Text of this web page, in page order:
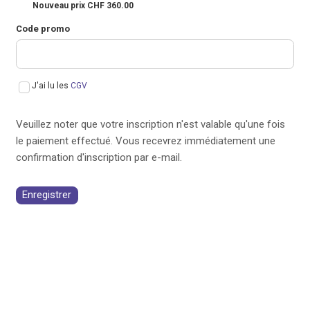
Nouveau prix CHF 360.00
Code promo
J'ai lu les CGV
Veuillez noter que votre inscription n'est valable qu'une fois
le paiement effectué. Vous recevrez immédiatement une
confirmation d'inscription par e-mail.
Enregistrer